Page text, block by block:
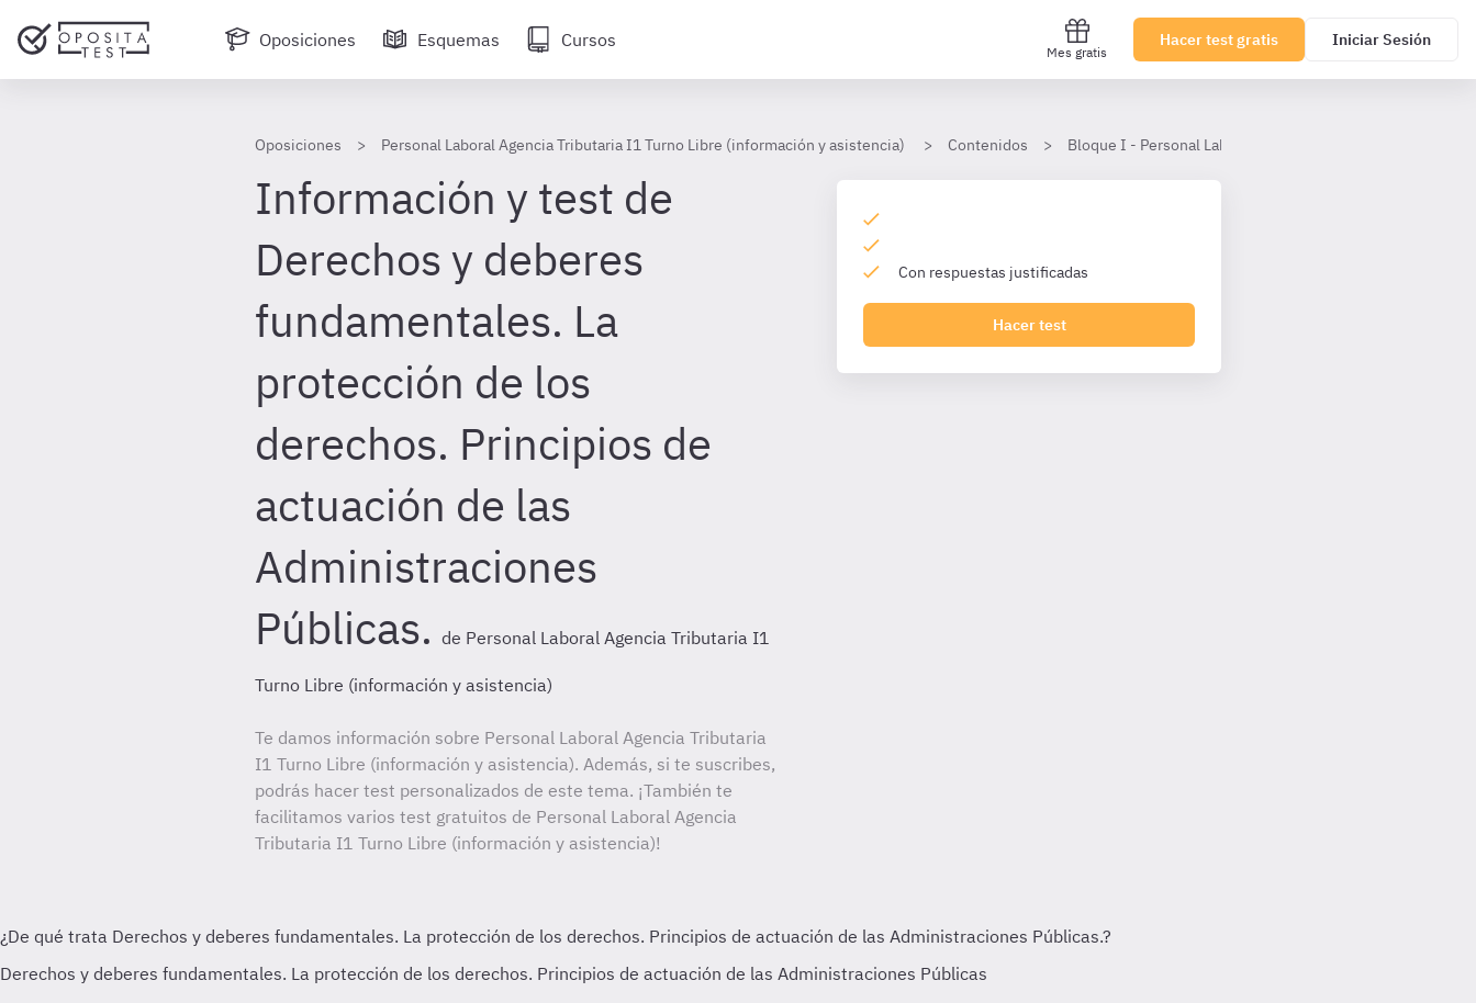
Oposiciones Esquemas Cursos
Mes gratis
Hacer test gratis Iniciar Sesión
Oposiciones Personal Laboral Agencia Tributaria I1 Turno Libre (información y asistencia) Contenidos Bloque I - Personal Laboral Agencia Tributaria I1 Turno
Información y test de
Derechos y deberes
fundamentales. La
protección de los
derechos. Principios de
actuación de las
Administraciones
Públicas. de Personal Laboral Agencia Tributaria I1
Turno Libre (información y asistencia)
Te damos información sobre Personal Laboral Agencia Tributaria
I1 Turno Libre (información y asistencia). Además, si te suscribes,
podrás hacer test personalizados de este tema. ¡También te
facilitamos varios test gratuitos de Personal Laboral Agencia
Tributaria I1 Turno Libre (información y asistencia)!
Con respuestas justificadas
Hacer test